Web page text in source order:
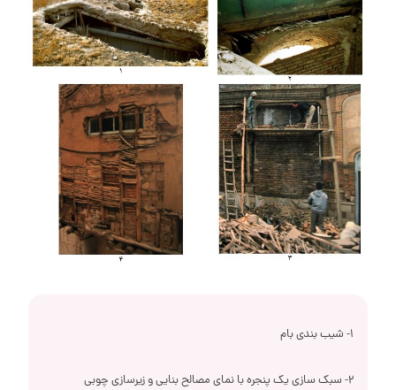
1- شیب بندی بام
2- سبک سازی یک پنجره با نمای مصالح بنایی و زیرسازی چوبی